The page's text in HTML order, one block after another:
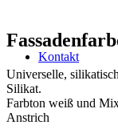
Kontakt
Universelle,
Silikat.
Farbton weiß und
Anstrich